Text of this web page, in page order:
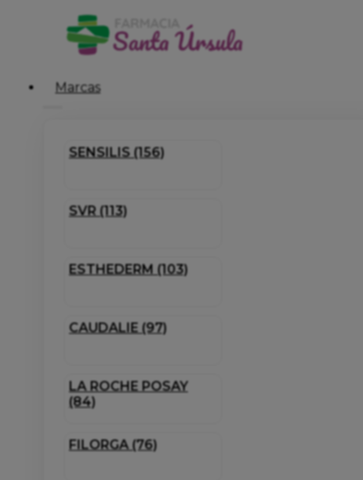
Marcas
SENSILIS (156)
SVR (113)
ESTHEDERM (103)
CAUDALIE (97)
LA ROCHE POSAY
(84)
FILORGA (76)